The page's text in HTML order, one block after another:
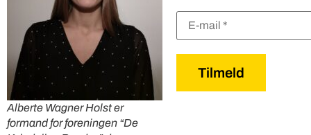
Alberte Wagner Holst er
formand for foreningen “De